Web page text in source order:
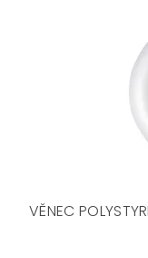
VĚNEC